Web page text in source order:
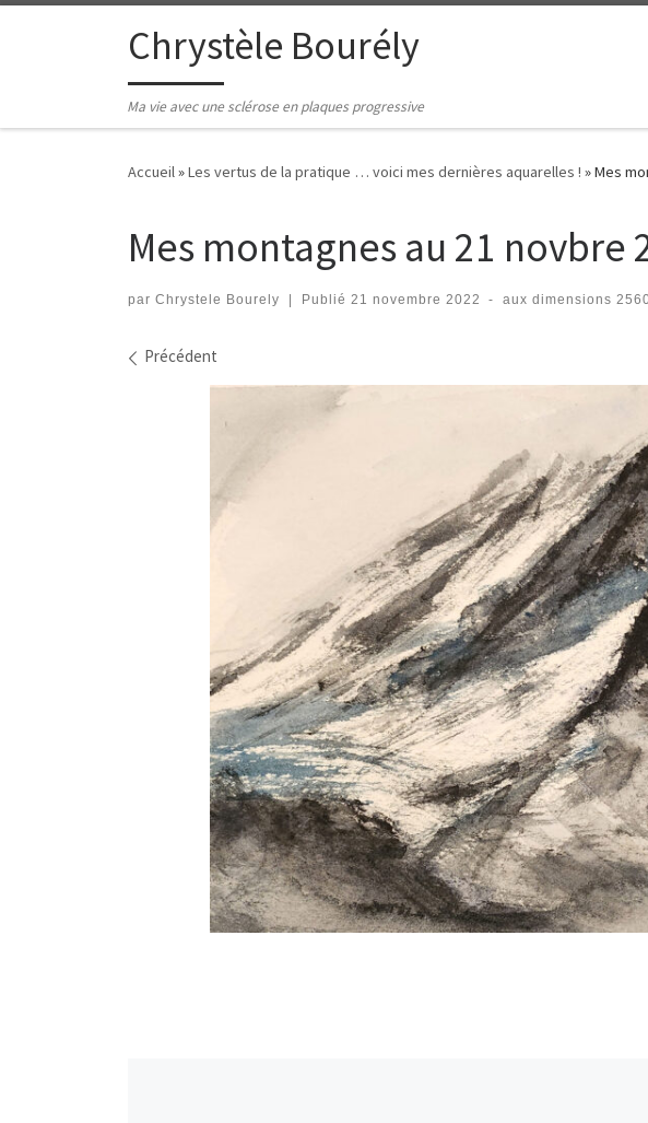
Passer au contenuChrystèle Bourély
Ma vie avec une sclérose en plaques progressive
Accueil»Les vertus de la pratique … voici mes dernières aquarelles ! »Mes
Mes montagnes au 21 novbre
par Chrystele Bourely Publié 21 novembre 2022 - aux dimensions
Navigation des images
Précédent